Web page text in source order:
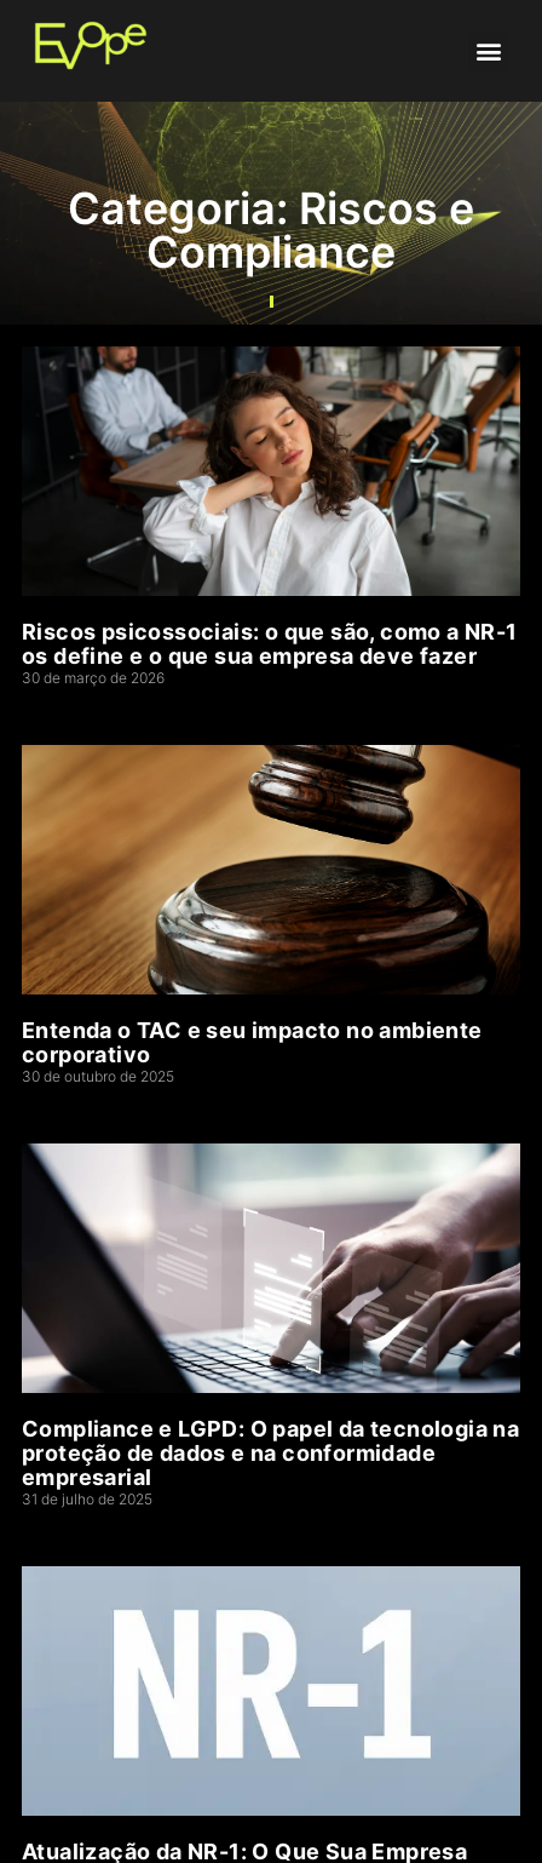
Riscos psicossociais: o que são, como a NR-1
os define e o que sua empresa deve fazer
30 de março de 2026
Entenda o TAC e seu impacto no ambiente
corporativo
30 de outubro de 2025
Compliance e LGPD: O papel da tecnologia na
proteção de dados e na conformidade
empresarial
31 de julho de 2025
Atualização da NR-1: O Que Sua Empresa